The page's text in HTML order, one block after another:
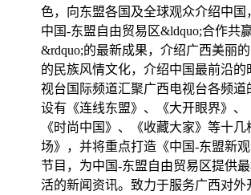
色，向东盟各国及全球观众介绍中国
中国-东盟自由贸易区&ldquo;合作共
&rdquo;的最新成果，介绍广西美丽
的民族风情文化，介绍中国最前沿的
视台国际频道汇聚广西电视台各频道
设有《连线东盟》、《大开眼界》、
《时尚中国》、《收藏大家》等十几
场》，并将重点打造《中国-东盟新
节目，为中国-东盟自由贸易区提供
活的新闻资讯。致力于服务广西对外